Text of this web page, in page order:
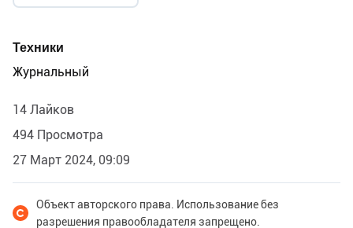
Техники
Журнальный
14 Лайков
494 Просмотра
27 Март 2024, 09:09
Объект авторского права. Использование без
разрешения правообладателя запрещено.